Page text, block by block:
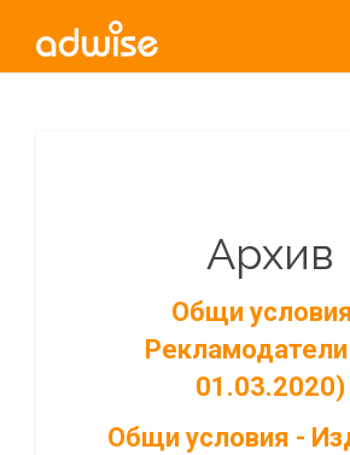
Архив
Общи
01.03.2020)
Общи условия -